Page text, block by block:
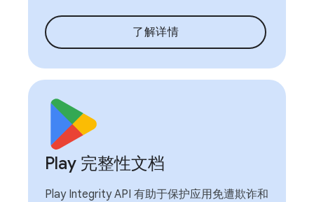
了解详情
Play 完整性文档
Play Integrity API 有助于保护应用免遭欺诈和